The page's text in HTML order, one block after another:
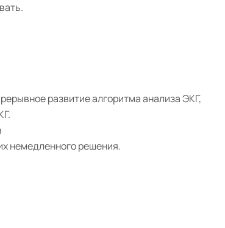
развитие алгоритма анализа ЭКГ,
немедленного решения.